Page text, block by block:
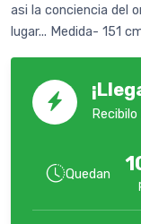
asi la conciencia del
lugar... Medida- 151
Recibilo
Quedan